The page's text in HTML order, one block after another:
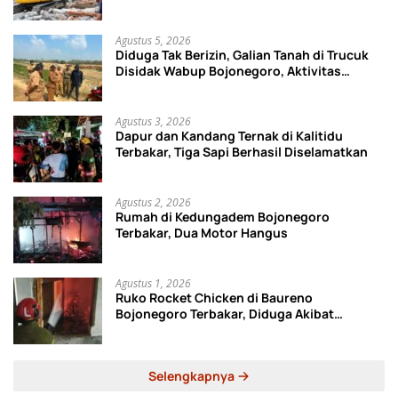
Agustus 5, 2026
Diduga Tak Berizin, Galian Tanah di Trucuk
Disidak Wabup Bojonegoro, Aktivitas
Agustus 3, 2026
Dapur dan Kandang Ternak di Kalitidu
Terbakar, Tiga Sapi Berhasil Diselamatkan
Agustus 2, 2026
Rumah di Kedungadem Bojonegoro
Terbakar, Dua Motor Hangus
Agustus 1, 2026
Ruko Rocket Chicken di Baureno
Bojonegoro Terbakar, Diduga Akibat
Selengkapnya